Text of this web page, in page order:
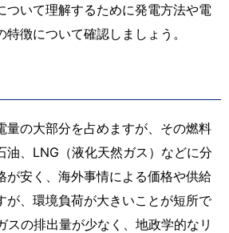
ついて理解するために発電方法や電
徴について確認しましょう。
量の大部分を占めますが、その燃料
油、LNG（液化天然ガス）などに分
が安く、海外事情による価格や供給
が、環境負荷が大きいことが短所で
スの排出量が少なく、地政学的なリ